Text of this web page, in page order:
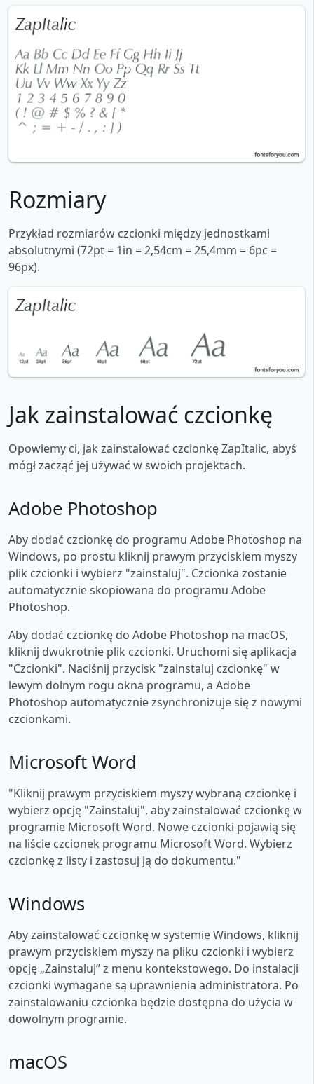
Rozmiary
Przykład rozmiarów czcionki między jednostkami
absolutnymi (72pt = 1in = 2,54cm = 25,4mm = 6pc =
96px).
Jak zainstalować czcionkę
Opowiemy ci, jak zainstalować czcionkę ZapItalic, abyś
mógł zacząć jej używać w swoich projektach.
Adobe Photoshop
Aby dodać czcionkę do programu Adobe Photoshop na
Windows, po prostu kliknij prawym przyciskiem myszy
plik czcionki i wybierz "zainstaluj". Czcionka zostanie
automatycznie skopiowana do programu Adobe
Photoshop.
Aby dodać czcionkę do Adobe Photoshop na macOS,
kliknij dwukrotnie plik czcionki. Uruchomi się aplikacja
"Czcionki". Naciśnij przycisk "zainstaluj czcionkę" w
lewym dolnym rogu okna programu, a Adobe
Photoshop automatycznie zsynchronizuje się z nowymi
czcionkami.
Microsoft Word
"Kliknij prawym przyciskiem myszy wybraną czcionkę i
wybierz opcję "Zainstaluj", aby zainstalować czcionkę w
programie Microsoft Word. Nowe czcionki pojawią się
na liście czcionek programu Microsoft Word. Wybierz
czcionkę z listy i zastosuj ją do dokumentu."
Windows
Aby zainstalować czcionkę w systemie Windows, kliknij
prawym przyciskiem myszy na pliku czcionki i wybierz
opcję „Zainstaluj” z menu kontekstowego. Do instalacji
czcionki wymagane są uprawnienia administratora. Po
zainstalowaniu czcionka będzie dostępna do użycia w
dowolnym programie.
macOS